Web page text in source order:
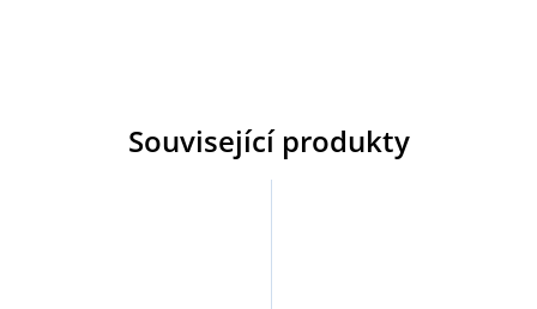
Související produkty